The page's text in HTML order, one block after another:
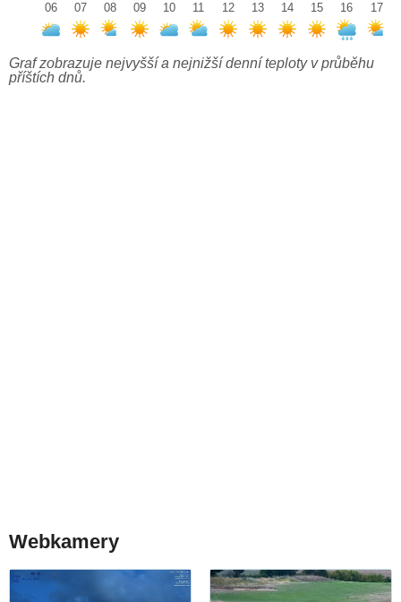
06
07
08
09
10
11
12
13
14
15
16
17
Graf zobrazuje nejvyšší a nejnižší denní teploty v průběhu
příštích dnů.
Webkamery